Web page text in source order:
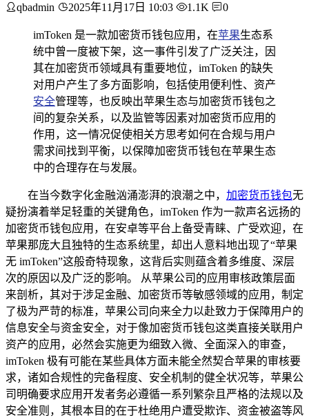
qbadmin 2025年11月17日 10:03 1.1K 0
imToken 是一款加密货币钱包应用，在苹果生态系
统中曾一度被下架，这一事件引发了广泛关注，因
其在加密货币领域具有重要地位，imToken 的缺失
对用户产生了多方面影响，包括使用便利性、资产
安全管理等，也反映出苹果生态与加密货币钱包之
间的复杂关系，以及监管等因素对加密货币应用的
作用，这一情况促使相关方思考如何在合规与用户
需求间找到平衡，以保障加密货币钱包在苹果生态
中的合理存在与发展。
在当今数字化金融汹涌澎湃的浪潮之中， 加密货币钱包无
疑扮演着举足轻重的关键角色，imToken 作为一款声名远扬的
加密货币钱包应用，在安卓等平台上备受青睐、广受欢迎，在
苹果那庞大且独特的生态系统里，却出人意料地出现了“苹果
无 imToken”这般奇特现象，这背后实则蕴含着多维度、深层
次的原因以及广泛的影响。 从苹果公司的应用审核政策层面
来剖析，其对于涉足金融、加密货币等敏感领域的应用，制定
了极为严苛的标准，苹果公司向来全力以赴致力于保障用户的
信息安全与资金安全，对于像加密货币钱包这类直接关联用户
资产的应用，必然会实施更为细致入微、全面深入的审查，
imToken 极有可能在某些具体方面未能全然契合苹果的审核要
求，诸如合规性的完备程度、安全机制的健全状况等，苹果公
司明确要求应用开发者务必遵循一系列繁杂且严格的法规以及
安全准则，其根本目的在于杜绝用户遭受欺诈、资金被盗等风